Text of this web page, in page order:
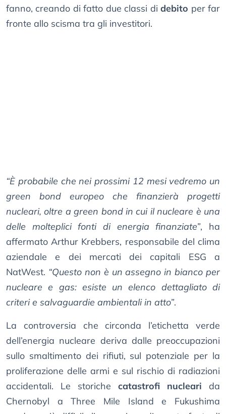
fanno, creando di fatto due classi didebito per far
fronte allo scisma tra gli investitori.
“È probabile che nei prossimi 12 mesi vedremo un
green bond europeo che finanzierà progetti
nucleari, oltre a green bond in cui il nucleare è una
delle molteplici fonti di energia finanziate”, ha
affermato Arthur Krebbers, responsabile del clima
aziendale e dei mercati dei capitali ESG a
NatWest. “Questo non è un assegno in bianco per
nucleare e gas: esiste un elenco dettagliato di
criteri e salvaguardie ambientali in atto”.
La controversia che circonda l’etichetta verde
dell’energia nucleare deriva dalle preoccupazioni
sullo smaltimento dei rifiuti, sul potenziale per la
proliferazione delle armi e sul rischio di radiazioni
accidentali. Le storiche catastrofi nucleari da
Chernobyl a Three Mile Island e Fukushima